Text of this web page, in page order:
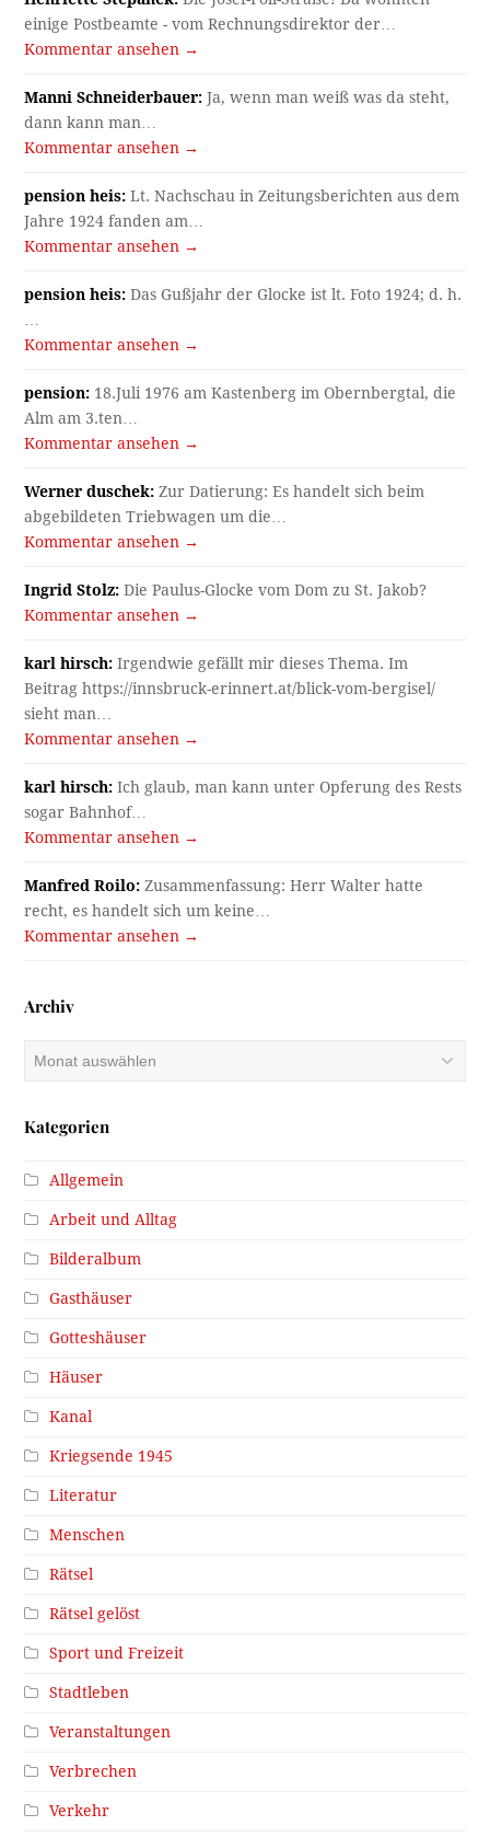
einige Postbeamte - vom Rechnungsdirektor der…
Kommentar ansehen →
Manni Schneiderbauer: Ja, wenn man weiß was da steht,
dann kann man…
Kommentar ansehen →
pension heis: Lt. Nachschau in Zeitungsberichten aus dem
Jahre 1924 fanden am…
Kommentar ansehen →
pension heis: Das Gußjahr der Glocke ist lt. Foto 1924; d. h.
Kommentar ansehen →
pension: 18.Juli 1976 am Kastenberg im Obernbergtal, die
Alm am 3.ten…
Kommentar ansehen →
Werner duschek: Zur Datierung: Es handelt sich beim
abgebildeten Triebwagen um die…
Kommentar ansehen →
Ingrid Stolz: Die Paulus-Glocke vom Dom zu St. Jakob?
Kommentar ansehen →
karl hirsch: Irgendwie gefällt mir dieses Thema. Im
Beitrag https://innsbruck-erinnert.at/blick-vom-bergisel/
sieht man…
Kommentar ansehen →
karl hirsch: Ich glaub, man kann unter Opferung des Rests
sogar Bahnhof…
Kommentar ansehen →
Manfred Roilo: Zusammenfassung: Herr Walter hatte
recht, es handelt sich um keine…
Kommentar ansehen →
Archiv
Kategorien
Allgemein
Arbeit und Alltag
Bilderalbum
Gasthäuser
Gotteshäuser
Häuser
Kanal
Kriegsende 1945
Literatur
Menschen
Rätsel
Rätsel gelöst
Sport und Freizeit
Stadtleben
Veranstaltungen
Verbrechen
Verkehr